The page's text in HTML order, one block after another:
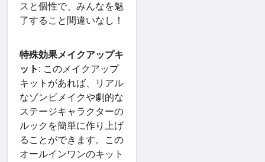
スと個性で、みんなを魅
了すること間違いなし！
特殊効果メイクアップキ
ット : このメイクアップ
キットがあれば、リアル
なゾンビメイクや劇的な
ステージキャラクターの
ルックを簡単に作り上げ
ることができます。この
オールインワンのキット